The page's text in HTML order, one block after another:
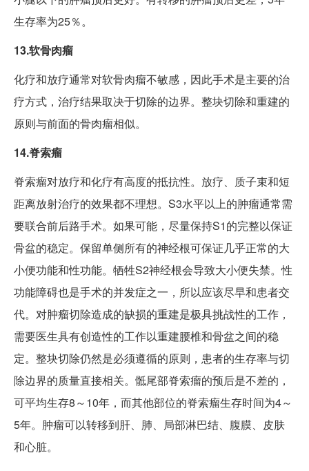
生存率为25％。
13.软骨肉瘤
化疗和放疗通常对软骨肉瘤不敏感，因此手术是主要的治
疗方式，治疗结果取决于切除的边界。整块切除和重建的
原则与前面的骨肉瘤相似。
14.脊索瘤
脊索瘤对放疗和化疗有高度的抵抗性。放疗、质子束和短
距离放射治疗的效果都不理想。S3水平以上的肿瘤通常需
要联合前后路手术。如果可能，尽量保持S1的完整以保证
骨盆的稳定。保留单侧所有的神经根可保证几乎正常的大
小便功能和性功能。牺牲S2神经根会导致大小便失禁。性
功能障碍也是手术的并发症之一，所以应该尽早和患者交
代。对肿瘤切除造成的缺损的重建是极具挑战性的工作，
需要医生具有创造性的工作以重建腰椎和骨盆之间的稳
定。整块切除仍然是必须遵循的原则，患者的生存率与切
除边界的质量直接相关。骶尾部脊索瘤的预后是不差的，
可平均生存8～10年，而其他部位的脊索瘤生存时间为4～
5年。肿瘤可以转移到肝、肺、局部淋巴结、腹膜、皮肤
和心脏。